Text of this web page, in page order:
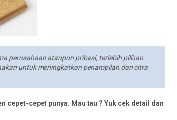
perusahaan ataupun pribasi, terlebih pilihan
untuk meningkatkan penampilan dan citra
cepet-cepet punya. Mau tau ? Yuk cek detail dan